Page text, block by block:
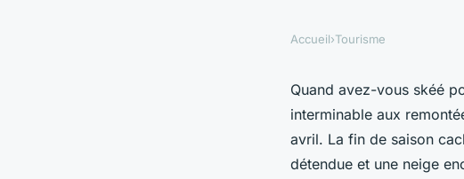
Réservez votre
Med Val Thorens en
Accueil›Tourisme
Quand avez-vous skéé
interminable aux
avril. La fin de saison
détendue et une neige